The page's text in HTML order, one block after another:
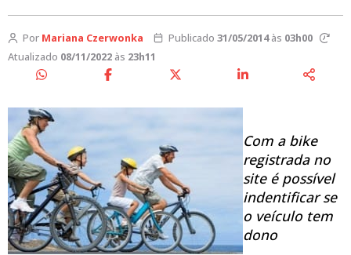
Por Mariana Czerwonka Publicado 31/05/2014às 03h00
Atualizado 08/11/2022 às 23h11
Com a bike
registrada no
site é possível
indentificar se
o veículo tem
dono